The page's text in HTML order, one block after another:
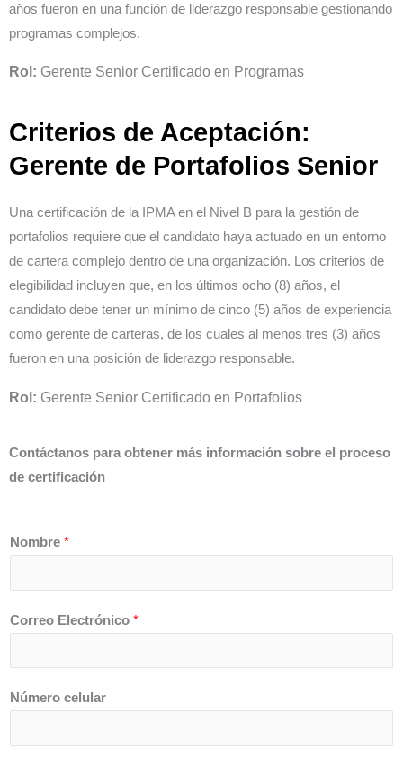
años fueron en una función de liderazgo responsable gestionando
programas complejos.
Rol: Gerente Senior Certificado en Programas
Criterios de Aceptación:
Gerente de Portafolios Senior
Una certificación de la IPMA en el Nivel B para la gestión de
portafolios requiere que el candidato haya actuado en un entorno
de cartera complejo dentro de una organización. Los criterios de
elegibilidad incluyen que, en los últimos ocho (8) años, el
candidato debe tener un mínimo de cinco (5) años de experiencia
como gerente de carteras, de los cuales al menos tres (3) años
fueron en una posición de liderazgo responsable.
Rol: Gerente Senior Certificado en Portafolios
Contáctanos para obtener más información sobre el proceso
de certificación
Nombre *
Correo Electrónico *
Número celular